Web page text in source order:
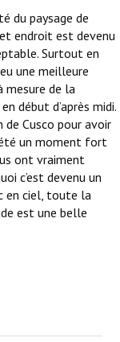
du paysage de
endroit est devenu
Surtout en
une meilleure
mesure de la
début d’après midi.
Cusco pour avoir
un moment fort
ont vraiment
c’est devenu un
en ciel, toute la
est une belle
à Cusco, la
au large de la